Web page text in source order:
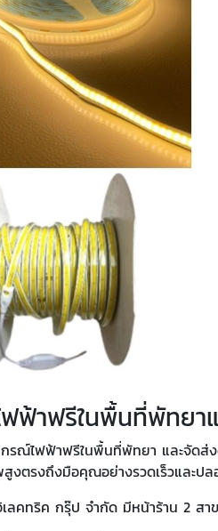
ฟ้าฟรีในพื้นที่พัทยา
รณ์ไฟฟ้าฟรีในพื้นที่พัทยา และจัดส่
ตรงถึงมือคุณอย่างรวดเร็วและป
ลคทริค กรุ๊ป จำกัด มีหน้าร้าน 2 ส